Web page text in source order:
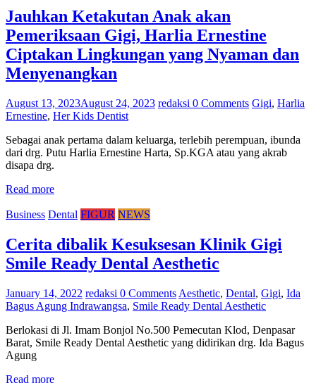
Jauhkan Ketakutan Anak akan
Pemeriksaan Gigi, Harlia Ernestine
Ciptakan Lingkungan yang Nyaman dan
Menyenangkan
August 13, 2023August 24, 2023 redaksi 0 Comments Gigi, Harlia
Ernestine, Her Kids Dentist
Sebagai anak pertama dalam keluarga, terlebih perempuan, ibunda
dari drg. Putu Harlia Ernestine Harta, Sp.KGA atau yang akrab
disapa drg.
Read more
Business Dental FIGUR NEWS
Cerita dibalik Kesuksesan Klinik Gigi
Smile Ready Dental Aesthetic
January 14, 2022 redaksi 0 Comments Aesthetic, Dental, Gigi, Ida
Bagus Agung Indrawangsa, Smile Ready Dental Aesthetic
Berlokasi di Jl. Imam Bonjol No.500 Pemecutan Klod, Denpasar
Barat, Smile Ready Dental Aesthetic yang didirikan drg. Ida Bagus
Agung
Read more